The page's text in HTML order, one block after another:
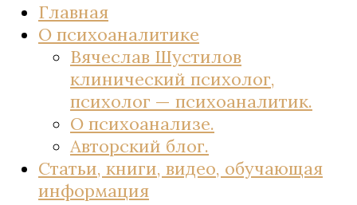
Главная
О психоаналитике
Вячеслав Шустилов
клинический психолог,
психолог — психоаналитик.
О психоанализе.
Авторский блог.
Статьи, книги, видео, обучающая
информация